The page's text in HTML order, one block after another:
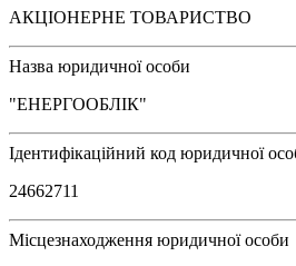
АКЦІОНЕРНЕ ТОВАРИСТВО
Назва юридичної особи
"ЕНЕРГООБЛІК"
Ідентифікаційний код юридичної
24662711
Місцезнаходження юридичної особи